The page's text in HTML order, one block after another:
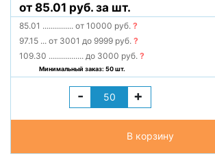
от 85.01 руб. за шт.
85.01 ............... от 10000 руб.?
97.15 ... от 3001 до 9999 руб.?
109.30 ................. до 3000 руб.?
Минимальный заказ: 50 шт.
- +
В корзину